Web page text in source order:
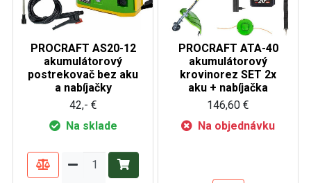
PROCRAFT AS20-12
akumulátorový
postrekovač bez aku
a nabíjačky
42,- €
Na sklade
PROCRAFT ATA-40
akumulátorový
krovinorez SET 2x
aku + nabíjačka
146,60 €
Na objednávku